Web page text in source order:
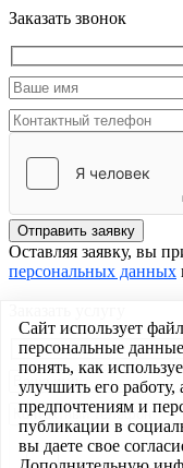
Заказать звонок
Отправить заявку
Оставляя заявку, вы
персональных данных
Сайт использует
персональные
понять, как
улучшить его
предпочтениям и
публикации в
вы даете свое